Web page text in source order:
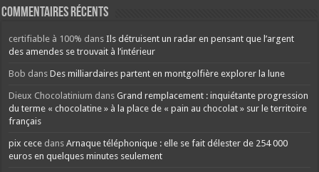
Commentaires récents
certifiable à 100% dansIls détruisent un radar en pensant que l’argent
des amendes se trouvait à l’intérieur
Bob dansDes milliardaires partent en montgolfière explorer la lune
Dieux Chocolatinium dansGrand remplacement : inquiétante progression
du terme « chocolatine » à la place de « pain au chocolat » sur le territoire
français
pix cece dansArnaque téléphonique : elle se fait délester de 254 000
euros en quelques minutes seulement